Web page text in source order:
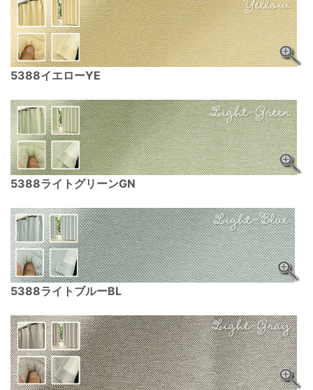
5388イエローYE
5388ライトグリーンGN
5388ライトブルーBL